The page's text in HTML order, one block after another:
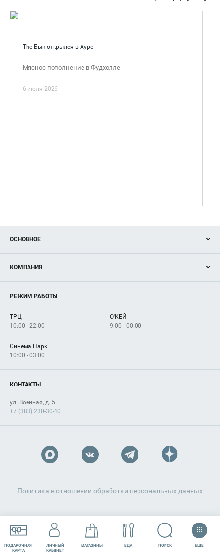
ПОДАРОЧНАЯ
КАРТА
ЛИЧНЫЙ
КАБИНЕТ
МАГАЗИНЫ ЕДА РАЗВЛЕЧЕНИЯ СЕРВИСЫ
ПОИСК ЕЩЕ
The Бык открылся в Ауре
Мясное пополнение в Фудхолле
6 июля 2026
ОСНОВНОЕ
Новости
Магазины
Услуги
КОМПАНИЯ
Рекламодателям
Как добраться
РЕЖИМ РАБОТЫ
ТРЦ
10:00 - 22:00
О'КЕЙ
9:00 - 00:00
Синема Парк
10:00 - 03:00
КОНТАКТЫ
ул. Военная, д. 5
+7 (383) 230-30-40
Политика в отношении обработки персональных данных